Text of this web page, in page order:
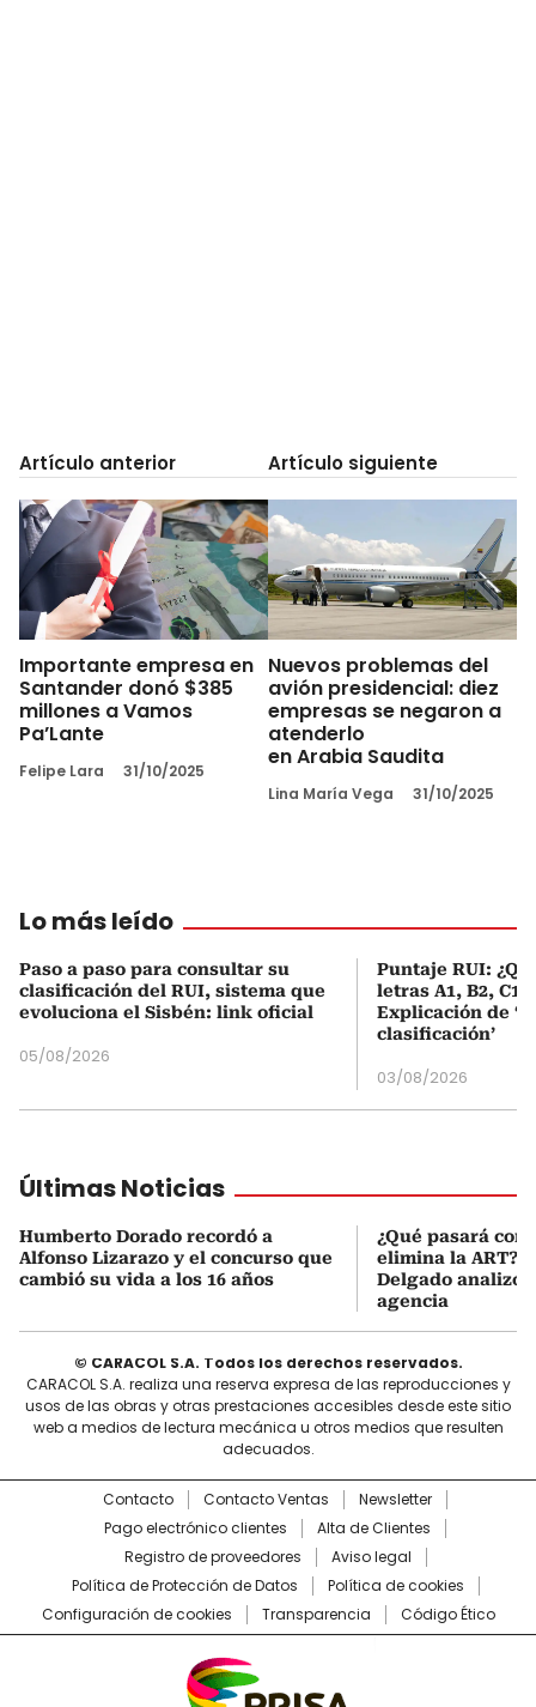
Artículo anterior
Importante empresa en
Santander donó $385
millones a Vamos
Pa’Lante
Felipe Lara 31/10/2025
Artículo siguiente
Nuevos problemas del
avión presidencial: diez
empresas se negaron a
atenderlo
en Arabia Saudita
Lina María Vega 31/10/2025
Lo más leído
Paso a paso para consultar su
clasificación del RUI, sistema que
evoluciona el Sisbén: link oficial
05/08/2026
Puntaje RUI:
letras A1, B2, C1
Explicación de
clasificación’
03/08/2026
Últimas Noticias
Humberto Dorado recordó a
Alfonso Lizarazo y el concurso que
cambió su vida a los 16 años
¿Qué pasará con
elimina la ART?
Delgado analizó
agencia
© CARACOL S.A. Todos los derechos reservados.
CARACOL S.A. realiza una reserva expresa de las reproducciones y
usos de las obras y otras prestaciones accesibles desde este sitio
web a medios de lectura mecánica u otros medios que resulten
adecuados.
Contacto Contacto Ventas
Newsletter
Pago electrónico clientes
Alta de Clientes
Registro de proveedores
Aviso legal
Política de Protección de Datos
Política de cookies
Configuración de cookies
Transparencia Código Ético